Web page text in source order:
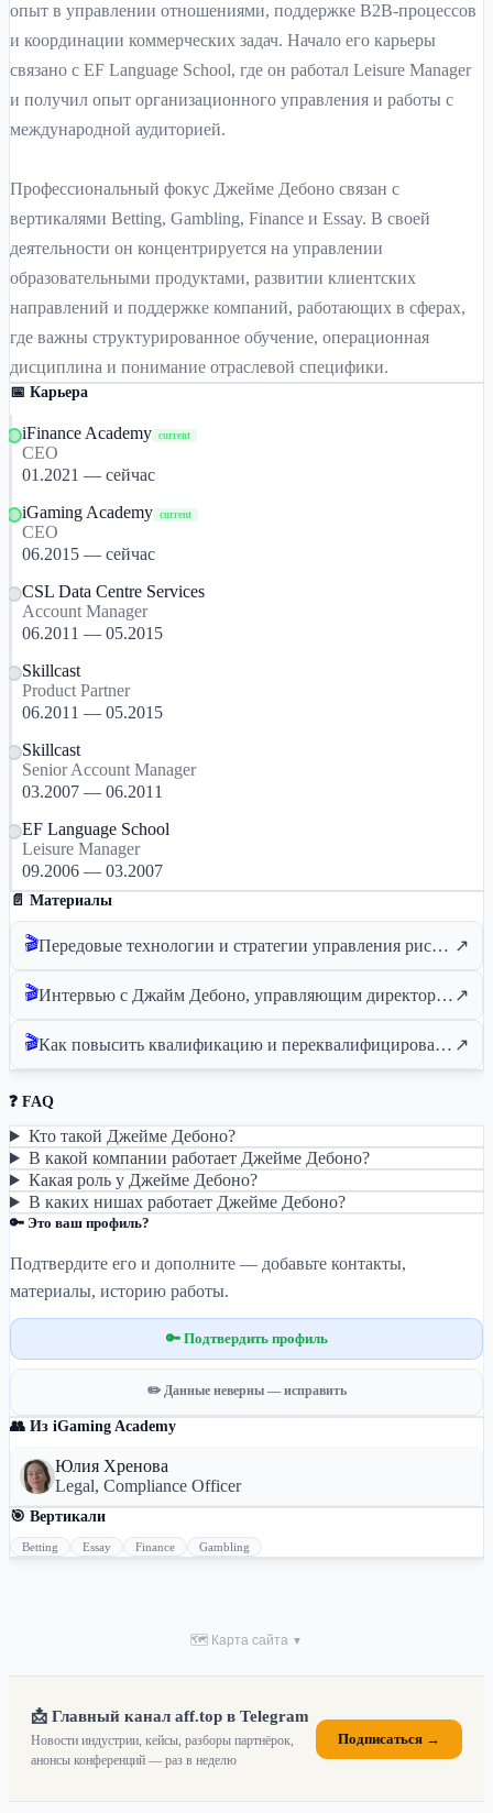
опыт в управлении отношениями, поддержке B2B-процессов
и координации коммерческих задач. Начало его карьеры
связано с EF Language School, где он работал Leisure Manager
и получил опыт организационного управления и работы с
международной аудиторией.
Профессиональный фокус Джейме Дебоно связан с
вертикалями Betting, Gambling, Finance и Essay. В своей
деятельности он концентрируется на управлении
образовательными продуктами, развитии клиентских
направлений и поддержке компаний, работающих в сферах,
где важны структурированное обучение, операционная
дисциплина и понимание отраслевой специфики.
📅 Карьера
iFinance Academy current
CEO
01.2021 — сейчас
iGaming Academy current
CEO
06.2015 — сейчас
CSL Data Centre Services
Account Manager
06.2011 — 05.2015
Skillcast
Product Partner
06.2011 — 05.2015
Skillcast
Senior Account Manager
03.2007 — 06.2011
EF Language School
Leisure Manager
09.2006 — 03.2007
📄 Материалы
🎬 Передовые технологии и стратегии управления рисками в регулятивном соблюдении ↗
🎬 Интервью с Джайм Дебоно, управляющим директором Академии iGaming | Кюрасао 2023 ↗
🎬 Как повысить квалификацию и переквалифицировать работников игорного бизнеса ↗
❓ FAQ
Кто такой Джейме Дебоно?
В какой компании работает Джейме Дебоно?
Какая роль у Джейме Дебоно?
В каких нишах работает Джейме Дебоно?
🔑 Это ваш профиль?
Подтвердите его и дополните — добавьте контакты,
материалы, историю работы.
🔑 Подтвердить профиль
✏️ Данные неверны — исправить
👥 Из iGaming Academy
Юлия Хренова
Legal, Compliance Officer
🎯 Вертикали
Betting Essay Finance Gambling
🗺 Карта сайта ▼
📩 Главный канал aff.top в Telegram
Новости индустрии, кейсы, разборы партнёрок,
анонсы конференций — раз в неделю
Подписаться →